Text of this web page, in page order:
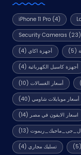
iPhone 11 Pro (4)
Security Cameras (23)
أجهزة اكاي(4) (5)
أجهزة كاسيل الكهربائية(4)
أسعار الغسالات(10)
أسعار موبايلات شاومي(40)
اسعار الايفون في مصر (14)
ال_جى_ماجيك_ريموت(13)
تسليك مجاري(4) (5)